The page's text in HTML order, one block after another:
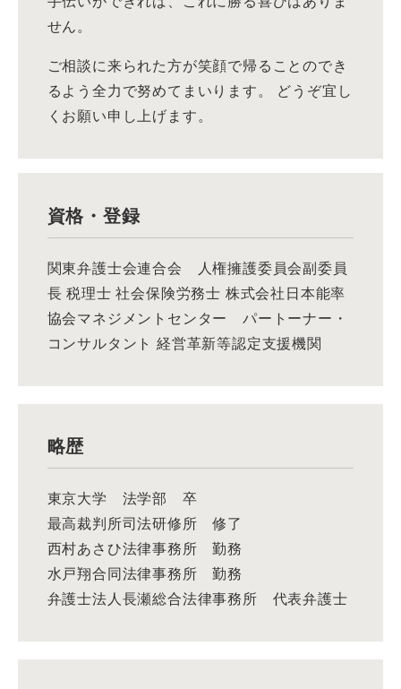
せん。
ご相談に来られた方が笑顔で帰ることのでき
るよう全力で努めてまいります。 どうぞ宜し
くお願い申し上げます。
資格・登録
関東弁護士会連合会 人権擁護委員会副委員
長 税理士 社会保険労務士 株式会社日本能率
協会マネジメントセンター パートーナー・
コンサルタント 経営革新等認定支援機関
略歴
東京大学 法学部 卒
最高裁判所司法研修所 修了
西村あさひ法律事務所 勤務
水戸翔合同法律事務所 勤務
弁護士法人長瀬総合法律事務所 代表弁護士